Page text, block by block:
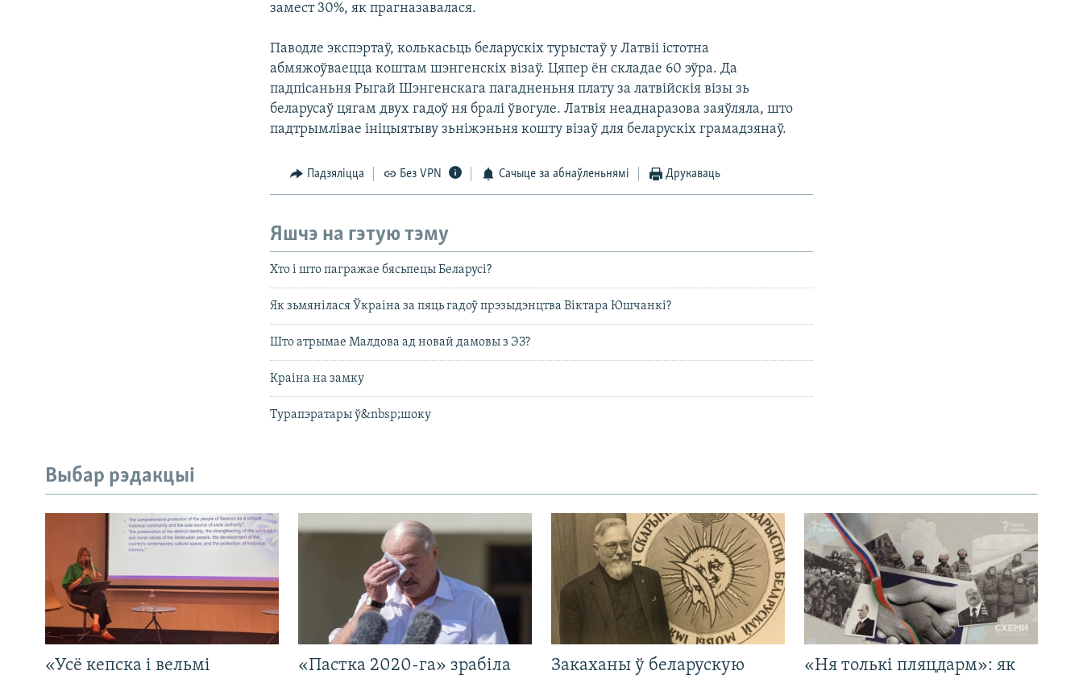
замест 30%, як прагназавалася.
Паводле экспэртаў, колькасьць беларускіх турыстаў у Латвіі істотна
абмяжоўваецца коштам шэнгенскіх візаў. Цяпер ён складае 60 эўра. Да
падпісаньня Рыгай Шэнгенскага пагадненьня плату за латвійскія візы зь
беларусаў цягам двух гадоў ня бралі ўвогуле. Латвія неаднаразова заяўляла, што
падтрымлівае ініцыятыву зьніжэньня кошту візаў для беларускіх грамадзянаў.
Падзяліцца Без VPN Сачыце за абнаўленьнямі Друкаваць
Яшчэ на гэтую тэму
Хто і што пагражае бясьпецы Беларусі?
Як зьмянілася Ўкраіна за пяць гадоў прэзыдэнцтва Віктара Юшчанкі?
Што атрымае Малдова ад новай дамовы з ЭЗ?
Краіна на замку
Турапэратары ў&nbsp;шоку
Выбар рэдакцыі
«Усё кепска і вельмі
«Пастка 2020-га» зрабіла
Закаханы ў беларускую
«Ня толькі пляцдарм»: як